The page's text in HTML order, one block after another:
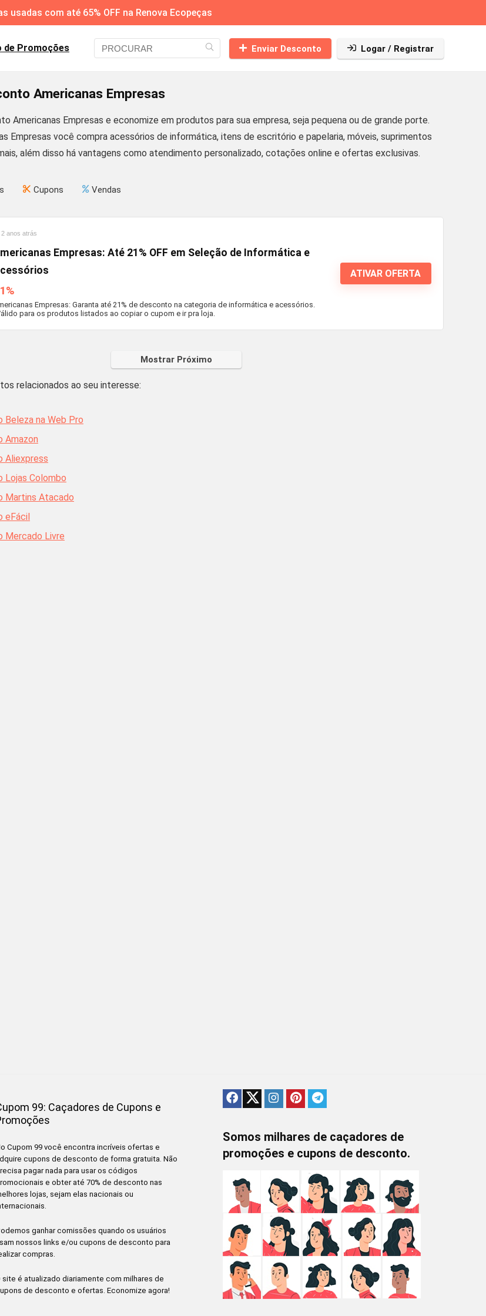
usadas com até 65% OFF na Renova Ecopeças
de Promoções Enviar Desconto Logar / Registrar
Americanas Empresas
Americanas Empresas e economize em produtos para sua empresa, seja pequena ou de grande porte.
Empresas você compra acessórios de informática, itens de escritório e papelaria, móveis, suprimentos
além disso há vantagens como atendimento personalizado, cotações online e ofertas exclusivas.
Cupons Vendas
2 anos atrás
Empresas: Até 21% OFF em Seleção de Informática e
Empresas: Garanta até 21% de desconto na categoria de informática e acessórios.
para os produtos listados ao copiar o cupom e ir pra loja.
ATIVAR OFERTA
Mostrar Próximo
relacionados ao seu interesse:
Beleza na Web Pro
Amazon
Aliexpress
Lojas Colombo
Martins Atacado
eFácil
Mercado Livre
99: Caçadores de Cupons e
Cupom 99 você encontra incríveis ofertas e
cupons de desconto de forma gratuita. Não
pagar nada para usar os códigos
e obter até 70% de desconto nas
lojas, sejam elas nacionais ou
ganhar comissões quando os usuários
nossos links e/ou cupons de desconto para
compras.
site é atualizado diariamente com milhares de
de desconto e ofertas. Economize agora!
Somos milhares de caçadores de
promoções e cupons de desconto.